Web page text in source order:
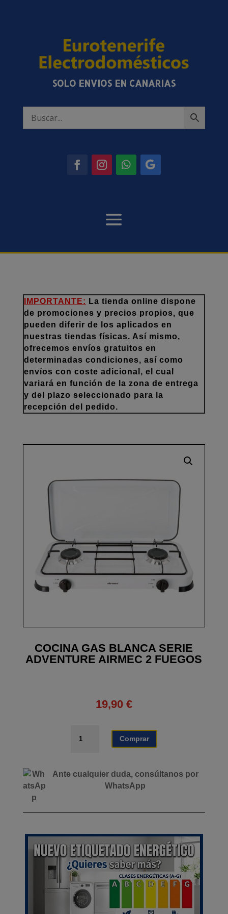
SOLO ENVIOS EN CANARIAS
IMPORTANTE: La tienda online dispone
de promociones y precios propios, que
pueden diferir de los aplicados en
nuestras tiendas físicas. Así mismo,
ofrecemos envíos gratuitos en
determinadas condiciones, así como
envíos con coste adicional, el cual
variará en función de la zona de entrega
y del plazo seleccionado para la
recepción del pedido.
COCINA GAS BLANCA SERIE
ADVENTURE AIRMEC 2 FUEGOS
19,90 €
GAS
ADVENTURE
FUEGOS
Comprar
Ante cualquier duda, consúltanos por
WhatsApp